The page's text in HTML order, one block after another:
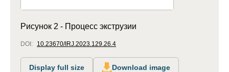
Рисунок 2 - Процесс экструзии
DOI: 10.23670/IRJ.2023.129.26.4
Display full size Download image